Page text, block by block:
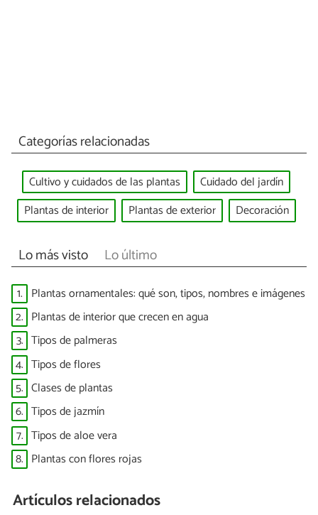
Categorías relacionadas
Cultivo y cuidados de las plantas
Cuidado del jardín
Plantas de interior
Plantas de exterior Decoración
Lo más visto Lo último
1. Plantas ornamentales: qué son, tipos, nombres e imágenes
2. Plantas de interior que crecen en agua
3. Tipos de palmeras
4. Tipos de flores
5. Clases de plantas
6. Tipos de jazmín
7. Tipos de aloe vera
8. Plantas con flores rojas
Artículos relacionados